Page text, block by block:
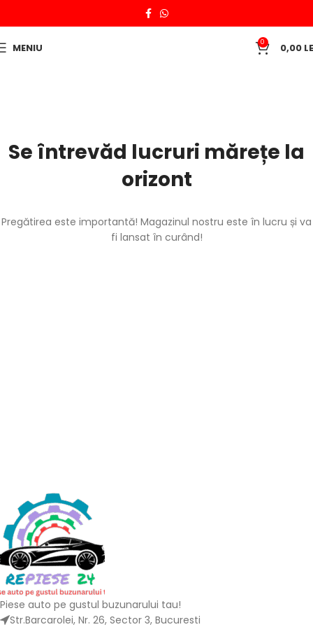
MENIU 0 0,00
Se întrevăd lucruri mărețe la
orizont
Pregătirea este importantă! Magazinul nostru este în lucru și va
fi lansat în curând!
Piese auto pe gustul buzunarului tau!
Str.Barcarolei, Nr. 26, Sector 3, Bucuresti